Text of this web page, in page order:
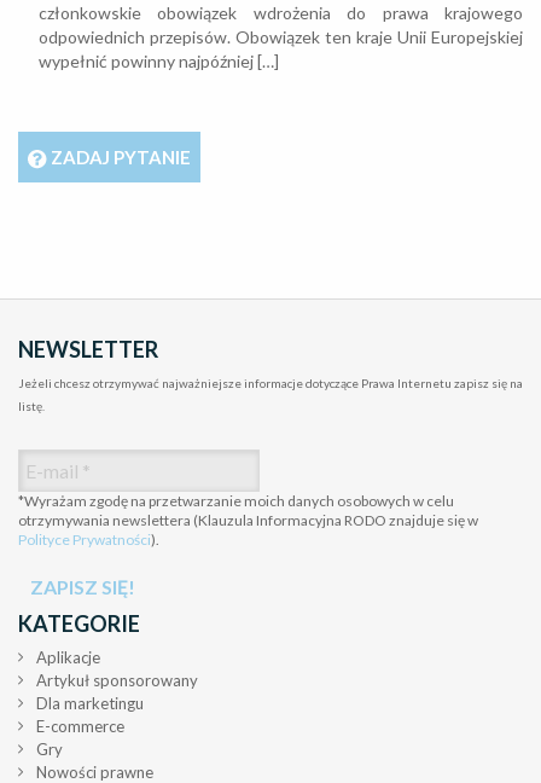
członkowskie obowiązek wdrożenia do prawa krajowego
odpowiednich przepisów. Obowiązek ten kraje Unii Europejskiej
wypełnić powinny najpóźniej […]
ZADAJ PYTANIE
NEWSLETTER
Jeżeli chcesz otrzymywać najważniejsze informacje dotyczące Prawa Internetu zapisz się na
listę.
*Wyrażam zgodę na przetwarzanie moich danych osobowych w celu
otrzymywania newslettera (Klauzula Informacyjna RODO znajduje się w
Polityce Prywatności).
KATEGORIE
Aplikacje
Artykuł sponsorowany
Dla marketingu
E-commerce
Gry
Nowości prawne